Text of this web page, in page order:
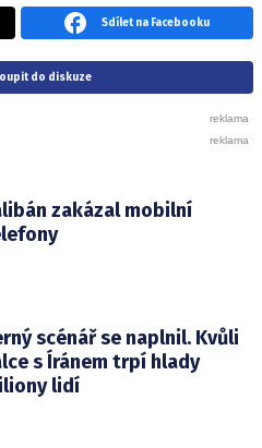
Sdílet na Facebooku
do diskuze
zakázal mobilní
scénář se naplnil. Kvůli
s Íránem trpí hlady
lidí